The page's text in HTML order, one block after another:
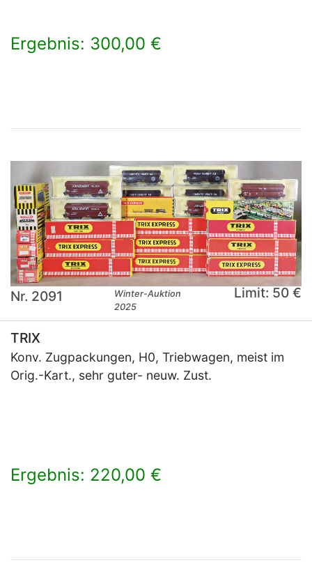
Ergebnis: 300,00 €
Nr. 2091
Winter-Auktion
2025
Limit: 50 €
TRIX
Konv. Zugpackungen, H0, Triebwagen, meist im
Orig.-Kart., sehr guter- neuw. Zust.
Ergebnis: 220,00 €